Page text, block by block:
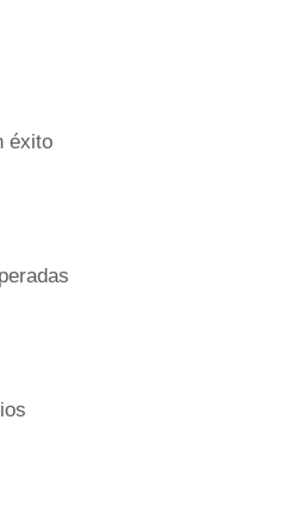
éxito